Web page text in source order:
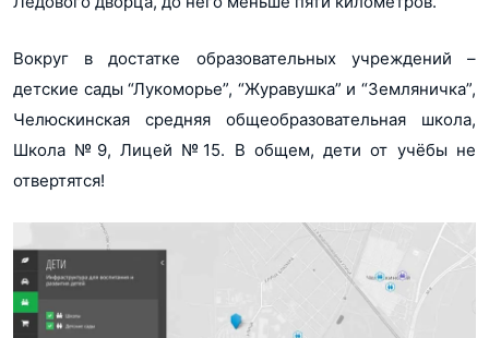
Вокруг в достатке образовательных учреждений –
детские сады “Лукоморье”, “Журавушка” и “Земляничка”,
Челюскинская средняя общеобразовательная школа,
Школа №9, Лицей №15. В общем, дети от учёбы не
отвертятся!